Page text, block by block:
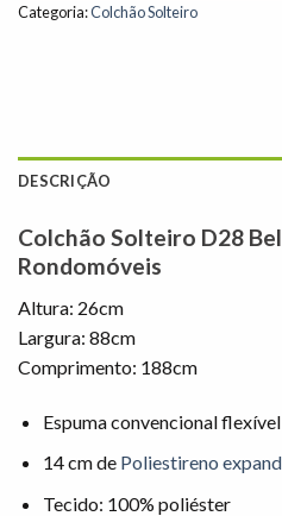
Categoria:Colchão Solteiro
DESCRIÇÃO
Colchão Solteiro D28
Rondomóveis
Altura: 26cm
Largura: 88cm
Comprimento: 188cm
Espuma convencional
14 cm de Poliestireno
Tecido: 100% poliéster